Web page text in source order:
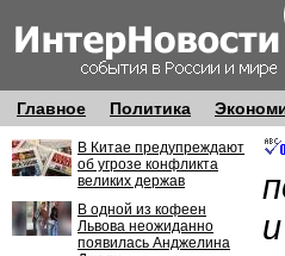
Главное Политика
В Китае предупреждают
об угрозе конфликта
великих держав
В одной из кофеен
Львова неожиданно
появилась Анджелина